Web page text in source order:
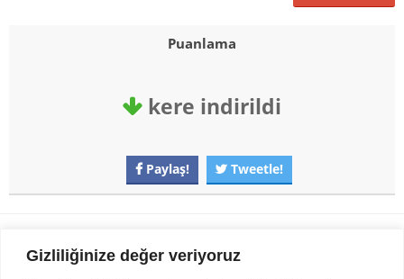
Gizliliğinize değer veriyoruz
Puanlama
kere indirildi
Paylaş! Tweetle!
Gezi Seyahat indirvip apk